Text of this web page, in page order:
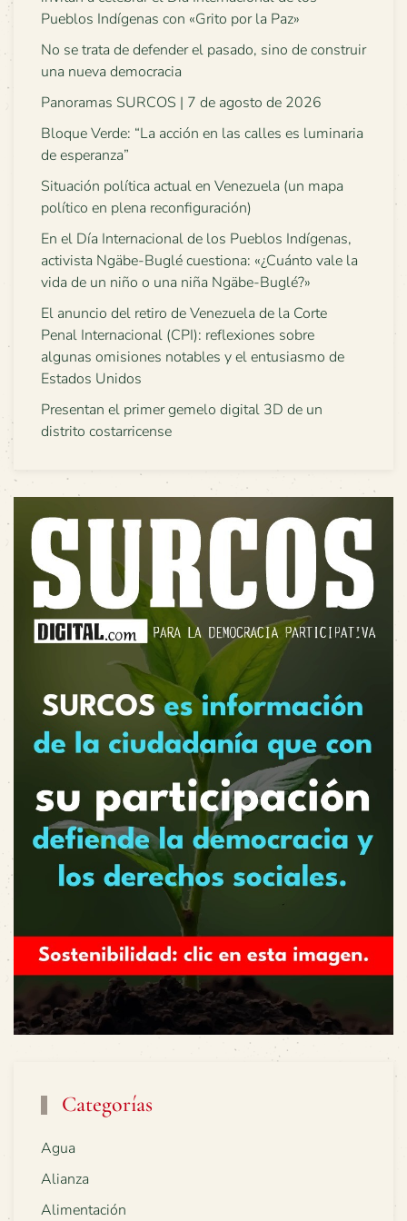
Pueblos Indígenas con «Grito por la Paz»
No se trata de defender el pasado, sino de construir
una nueva democracia
Panoramas SURCOS | 7 de agosto de 2026
Bloque Verde: “La acción en las calles es luminaria
de esperanza”
Situación política actual en Venezuela (un mapa
político en plena reconfiguración)
En el Día Internacional de los Pueblos Indígenas,
activista Ngäbe-Buglé cuestiona: «¿Cuánto vale la
vida de un niño o una niña Ngäbe-Buglé?»
El anuncio del retiro de Venezuela de la Corte
Penal Internacional (CPI): reflexiones sobre
algunas omisiones notables y el entusiasmo de
Estados Unidos
Presentan el primer gemelo digital 3D de un
distrito costarricense
Categorías
Agua
Alianza
Alimentación